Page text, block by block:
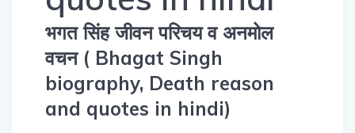
भगत सिंह जीवन परिचय व अनमोल
वचन ( Bhagat Singh
biography, Death reason
and quotes in hindi)